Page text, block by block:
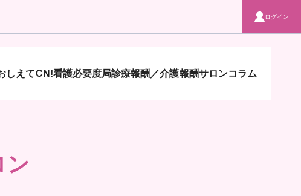
ログイン
しえてCN!看護必要度局診療報酬／介護報酬サロンコラム
ン